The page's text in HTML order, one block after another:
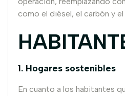
como el diésel, el carbón y el
1. Hogares sostenibles
En cuanto a los habitantes